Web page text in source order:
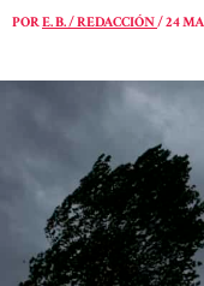
PORE. B. / REDACCIÓN/24